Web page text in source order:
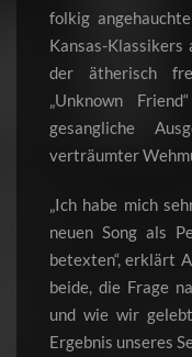
folkig
Kansas-
der ätherisch
„Unknown
gesangliche
verträumter
„Ich habe mich
neuen Song als
betexten“, erklärt
beide, die Frage
und wie wir
Ergebnis unseres